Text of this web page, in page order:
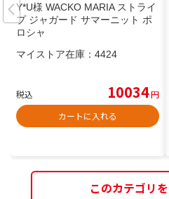
Y*U様 WACKO MARIA ストライ
プ ジャガード サマーニット ポ
ロシャ
マイストア在庫： 4424
税込 10034円
カートに入れる
このカテゴリ